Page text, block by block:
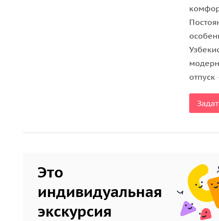
Это
индивидуальная
экскурсия